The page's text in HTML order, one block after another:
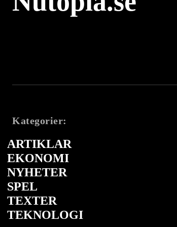
Kategorier:
ARTIKLAR
EKONOMI
NYHETER
SPEL
TEXTER
TEKNOLOGI